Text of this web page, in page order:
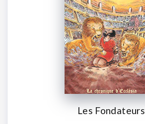
Les Fondateurs